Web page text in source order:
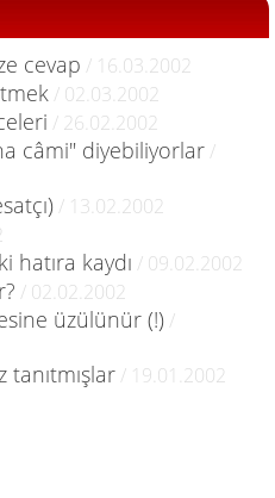
cevap / 16.03.2002
/ 02.03.2002
/ 26.02.2002
câmi" diyebiliyorlar/
/ 13.02.2002
hatıra kaydı / 09.02.2002
/ 02.02.2002
üzülünür (!)/
/ 19.01.2002